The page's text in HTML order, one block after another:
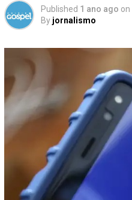
Published 1 ano ago on
By jornalismo